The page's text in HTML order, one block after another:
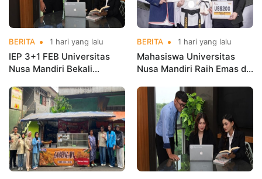
BERITA 1 hari yang lalu
IEP 3+1 FEB Universitas
Nusa Mandiri Bekali
Kerja Sebelum Lulus
BERITA 1 hari yang lalu
Mahasiswa Universitas
Nusa Mandiri Raih Emas di
Indonesia Open
Championships 2026